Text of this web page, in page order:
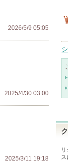
2026/5/9 05:05
2025/4/30 03:00
2025/3/11 19:18
ス